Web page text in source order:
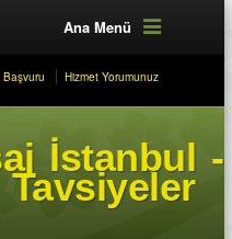
Ana Menü
Hizmet Yorumunuz
İstanbul -